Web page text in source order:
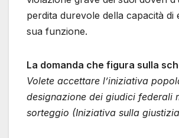
perdita durevole della capacità di
sua funzione.
La domanda che figura sulla
Volete accettare l’iniziativa
designazione dei giudici federali
sorteggio (Iniziativa sulla